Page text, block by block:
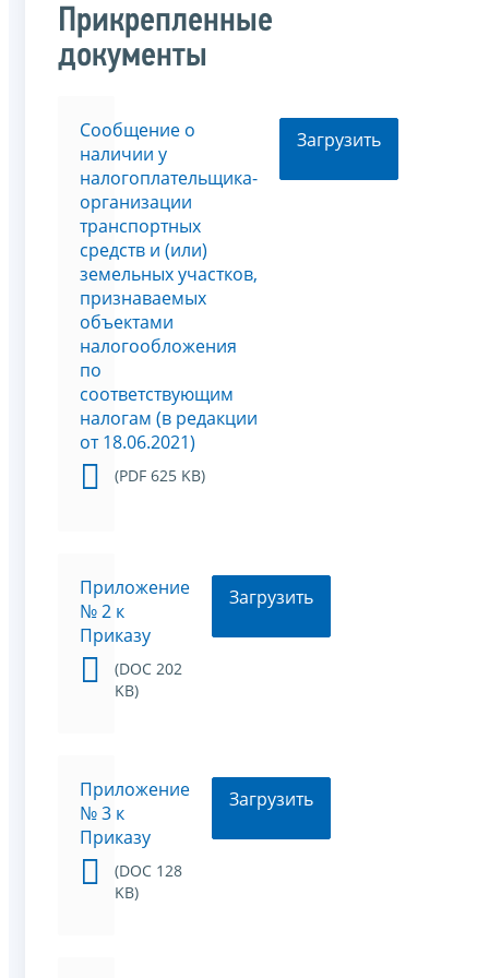
Прикрепленные
документы
Сообщение о
наличии у
налогоплательщика-
организации
транспортных
средств и (или)
земельных участков,
признаваемых
объектами
налогообложения
по
соответствующим
налогам (в редакции
от 18.06.2021)
(PDF 625 KB)
Загрузить
Приложение
№ 2 к
Приказу
(DOC 202
KB)
Загрузить
Приложение
№ 3 к
Приказу
(DOC 128
KB)
Загрузить